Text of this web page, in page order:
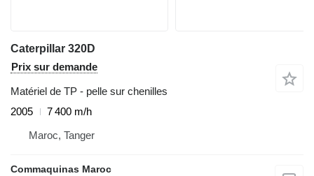
Caterpillar 320D
Prix sur demande
Matériel de TP - pelle sur chenilles
2005
7 400 m/h
Maroc, Tanger
Commaquinas Maroc